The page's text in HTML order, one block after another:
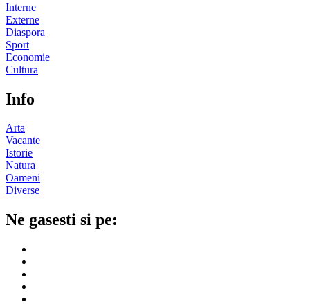
Interne
Externe
Diaspora
Sport
Economie
Cultura
Info
Arta
Vacante
Istorie
Natura
Oameni
Diverse
Ne gasesti si pe: